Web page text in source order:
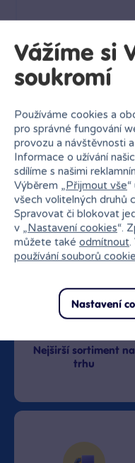
Lollipopz klíčenka
Skladem
Rezervovat
Proč nakupovat
Nejširší sortiment na
trhu
Vážíme si
soukromí
Používáme cookies a
pro správné fungování
provozu a návštěvnosti
Informace o užívání
sdílíme s našimi
Výběrem „Přijmout vše
všech volitelných druhů
Spravovat či blokovat
v „Nastavení cookies“.
můžete také odmítnout.
používání souborů
Nastavení